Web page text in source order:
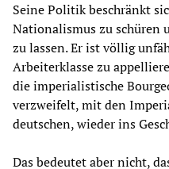
Seine Politik beschränkt
Nationalismus zu schüren
zu lassen. Er ist völlig
Arbeiterklasse zu
die imperialistische
verzweifelt, mit den
deutschen, wieder ins
Das bedeutet aber nicht,